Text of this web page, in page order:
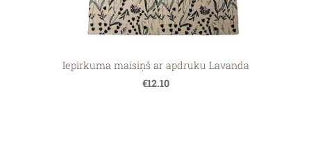
Iepirkuma maisiņš ar apdruku Lavanda
€12.10